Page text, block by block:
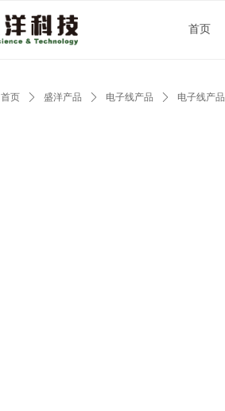
首页
首页 ꄲ 盛洋产品 ꄲ 电子线产品 ꄲ 电子线产品